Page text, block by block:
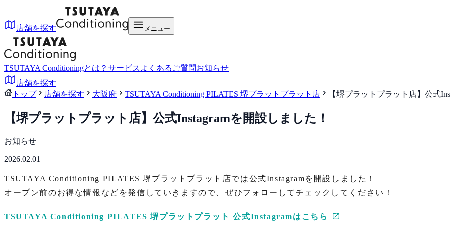
店舗を探す メニュー
TSUTAYA Conditioningとは？ サービス よくあるご質問お知らせ
店舗を探す
トップ
店舗を探す 大阪府 TSUTAYA Conditioning PILATES 堺プラットプラット店 【堺プラットプラット店】公式
【堺プラットプラット店】公式Instagramを開設しました！
お知らせ
2026.02.01
TSUTAYA Conditioning PILATES 堺プラットプラット店では公式Instagramを開設しました！
オープン前のお得な情報などを発信していきますので、ぜひフォローしてチェックしてください！
TSUTAYA Conditioning PILATES 堺プラットプラット 公式Instagramはこちら